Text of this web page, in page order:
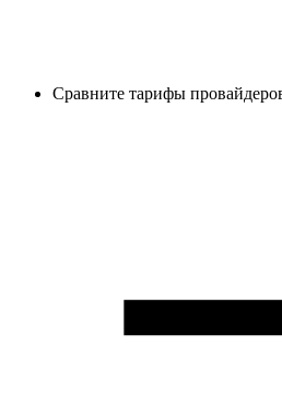
Сравните тарифы